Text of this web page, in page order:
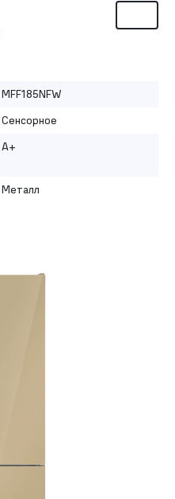
MFF185NFW
Сенсорное
A+
Металл